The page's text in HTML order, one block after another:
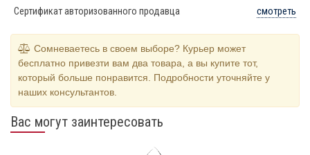
Сертификат авторизованного продавца
смотреть
Сомневаетесь в своем выборе? Курьер может
бесплатно привезти вам два товара, а вы купите тот,
который больше понравится. Подробности уточняйте у
наших консультантов.
Вас могут заинтересовать